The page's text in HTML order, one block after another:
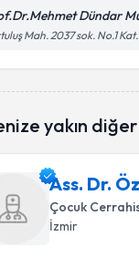
Dündar
Mah. 2037 sok. No.1
yakın
Ass. Dr.
Çocuk
İzmir